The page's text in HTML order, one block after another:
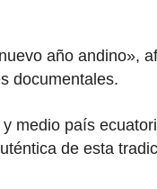
año andino»,
documentales.
medio país
de esta